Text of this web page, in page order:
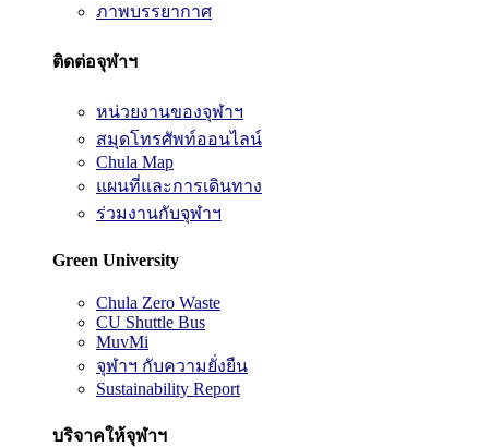
ภาพบรรยากาศ
ติดต่อจุฬาฯ
หน่วยงานของจุฬาฯ
สมุดโทรศัพท์ออนไลน์
Chula Map
แผนที่และการเดินทาง
ร่วมงานกับจุฬาฯ
Green University
Chula Zero Waste
CU Shuttle Bus
MuvMi
จุฬาฯ กับความยั่งยืน
Sustainability Report
บริจาคให้จุฬาฯ